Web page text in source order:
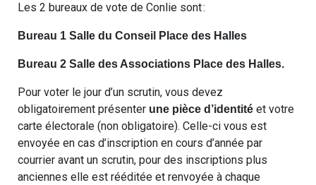
Les 2 bureaux de vote de Conlie sont :
Bureau 1 Salle du Conseil Place des Halles
Bureau 2 Salle des Associations Place des Halles.
Pour voter le jour d’un scrutin, vous devez
obligatoirement présenter une pièce d’identité et votre
carte électorale (non obligatoire). Celle-ci vous est
envoyée en cas d’inscription en cours d’année par
courrier avant un scrutin, pour des inscriptions plus
anciennes elle est rééditée et renvoyée à chaque